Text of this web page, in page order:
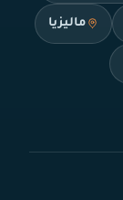
ماليزيا